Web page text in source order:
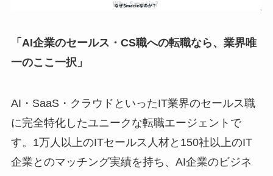
「AI企業のセールス・CS職への転職なら、業界唯
一のここ一択」
AI・SaaS・クラウドといったIT業界のセールス職
に完全特化したユニークな転職エージェントで
す。1万人以上のITセールス人材と150社以上のIT
企業とのマッチング実績を持ち、AI企業のビジネ